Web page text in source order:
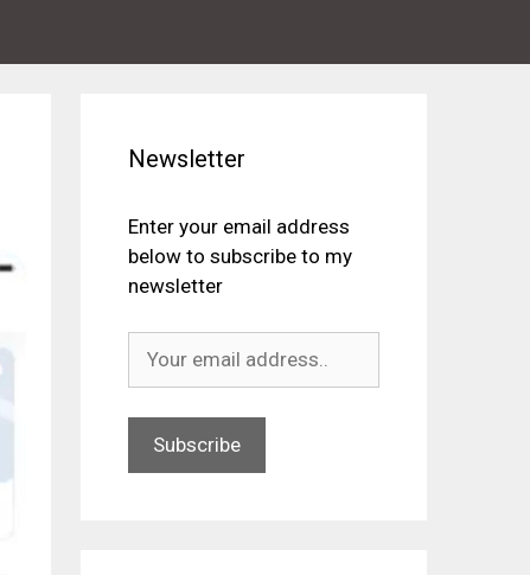
Newsletter
Enter your email address
below to subscribe to my
newsletter